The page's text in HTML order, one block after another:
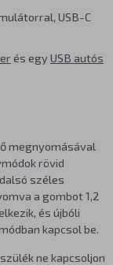
USB-C
és egyUSB autós
megnyomásával
rövid
széles
a gombot 1,2
és újbóli
kapcsol be.
ne kapcsoljon